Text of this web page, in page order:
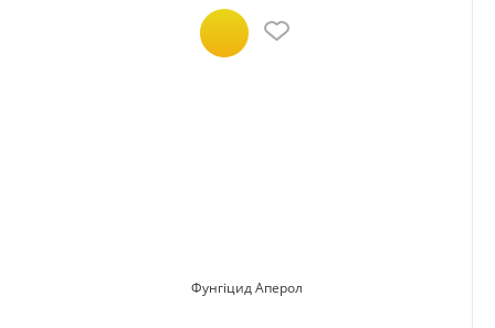
Фунгіцид Аперол